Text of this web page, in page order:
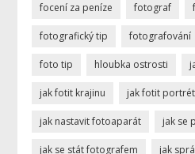
focení za peníze fotograf
fotografický tip fotografování
foto tip hloubka ostrosti
jak fotit krajinu jak fotit portrét
jak nastavit fotoaparát jak se
jak se stát fotografem jak